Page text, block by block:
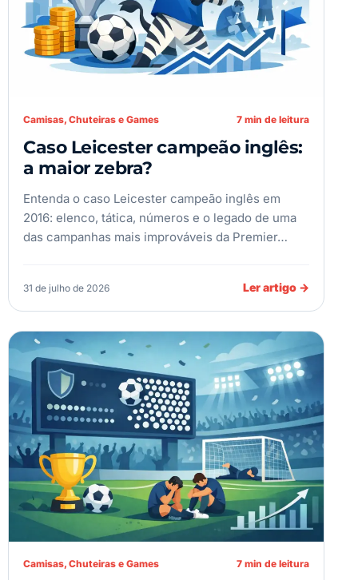
Camisas, Chuteiras e Games 7 min de leitura
Caso Leicester campeão inglês:
a maior zebra?
Entenda o caso Leicester campeão inglês em
2016: elenco, tática, números e o legado de uma
das campanhas mais improváveis da Premier…
31 de julho de 2026 Ler artigo →
Camisas, Chuteiras e Games 7 min de leitura